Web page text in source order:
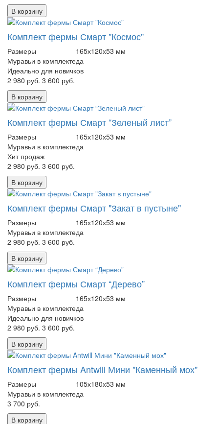
В корзину
Комплект фермы Смарт "Космос"
Размеры
165х120х53 мм
Муравьи в комплектеда
Идеально для новичков
2 980 руб. 3 600 руб.
В корзину
Комплект фермы Смарт “Зеленый лист”
Размеры
165х120х53 мм
Муравьи в комплектеда
Хит продаж
2 980 руб. 3 600 руб.
В корзину
Комплект фермы Смарт "Закат в пустыне"
Размеры
165х120х53 мм
Муравьи в комплектеда
2 980 руб. 3 600 руб.
В корзину
Комплект фермы Смарт “Дерево”
Размеры
165х120х53 мм
Муравьи в комплектеда
Идеально для новичков
2 980 руб. 3 600 руб.
В корзину
Комплект фермы Antwill Мини "Каменный мох"
Размеры
105х180х53 мм
Муравьи в комплектеда
3 700 руб.
В корзину